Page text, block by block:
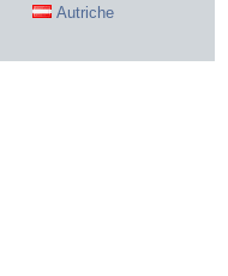
Autriche